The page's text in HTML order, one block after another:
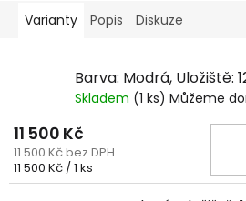
Varianty Popis Diskuze
Barva: Modrá, Uložiště:
Skladem (1 ks) Můžeme
11 500 Kč
11 500 Kč bez DPH
Měrná
cena:
11 500 Kč / 1 ks